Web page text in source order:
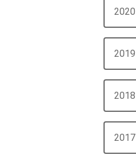
2020
2019
2018
2017